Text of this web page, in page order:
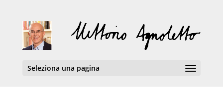
Seleziona una pagina